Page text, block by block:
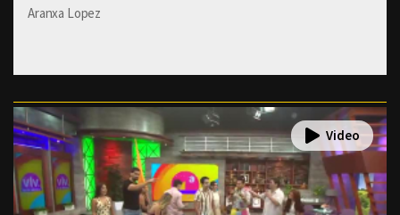
Aranxa Lopez